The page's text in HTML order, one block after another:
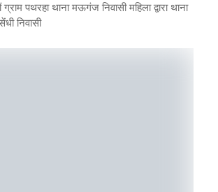
पथरहा थाना मऊगंज निवासी महिला द्वारा थाना
निवासी